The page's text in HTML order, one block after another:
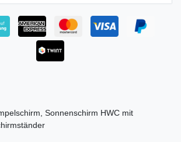
Sonnenschirm HWC mit